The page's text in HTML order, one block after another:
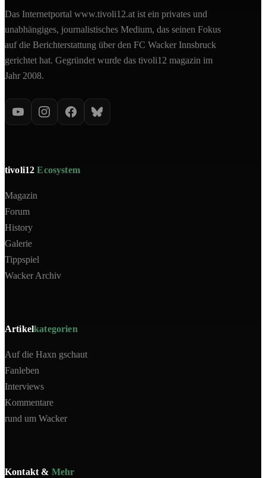
Das Internetportal www.tivoli12.at ist ein privates und
unabhängiges, journalistisches Medium, das seinen Fokus
auf die Berichterstattung über den FC Wacker Innsbruck
gerichtet hat. Gegründet wurde das tivoli12 magazin im
Jahr 2008.
tivoli12Ecosystem
Magazin
Forum
History
Galerie
Tippspiel
Wacker Archiv
Artikelkategorien
Auf die Haxn gschaut
Fanleben
Interviews
Kommentare
rund um Wacker
Kontakt & Mehr